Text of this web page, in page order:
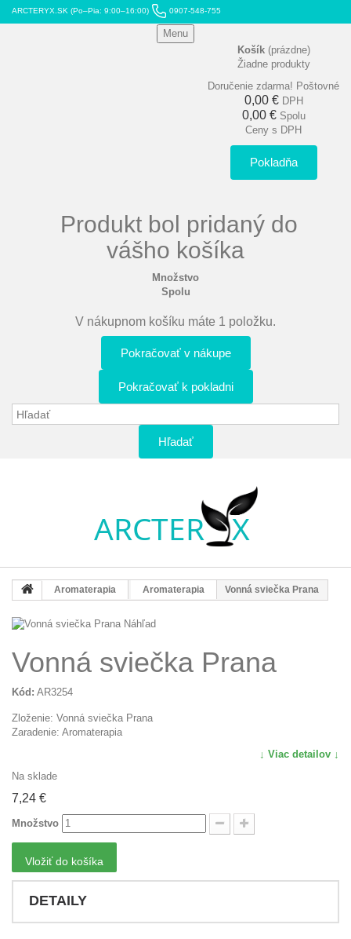
ARCTERYX.SK (Po–Pia: 9:00–16:00) 0907-548-755
Menu
Košík (prázdne)
Žiadne produkty
Doručenie zdarma! Poštovné
0,00 € DPH
0,00 € Spolu
Ceny s DPH
Pokladňa
Produkt bol pridaný do
vášho košíka
Množstvo
Spolu
V nákupnom košíku máte 1 položku.
Pokračovať v nákupe
Pokračovať k pokladni
Hľadať
Aromaterapia Aromaterapia Vonná sviečka Prana
Náhľad
Vonná sviečka Prana
Kód: AR3254
Zloženie: Vonná sviečka Prana
Zaradenie: Aromaterapia
↓ Viac detailov ↓
Na sklade
7,24 €
Množstvo
Vložiť do košíka
DETAILY